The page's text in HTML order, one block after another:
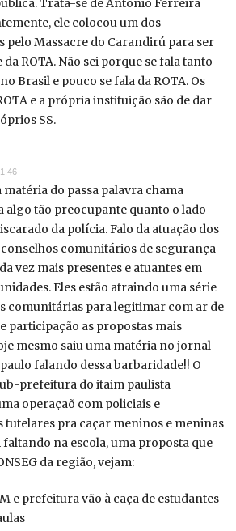
Trata-se de Antônio Ferreira
ele colocou um dos
pelo Massacre do Carandirú para ser
ROTA. Não sei porque se fala tanto
Brasil e pouco se fala da ROTA. Os
e a própria instituição são de dar
SS.
matéria do passa palavra chama
algo tão preocupante quanto o lado
da polícia. Falo da atuação dos
conselhos comunitários de segurança
vez mais presentes e atuantes em
Eles estão atraindo uma série
comunitárias para legitimar com ar de
participação as propostas mais
mesmo saiu uma matéria no jornal
falando dessa barbaridade!! O
prefeitura do itaim paulista
operaçaõ com policiais e
tutelares pra caçar meninos e meninas
faltando na escola, uma proposta que
da região, vejam:
e prefeitura vão à caça de estudantes